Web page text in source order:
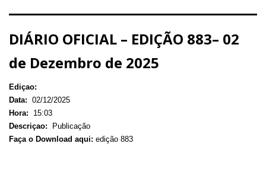
DIÁRIO OFICIAL – EDIÇÃO 883– 02
de Dezembro de 2025
Ediçao:
Data: 02/12/2025
Hora:
15:03
Descriçao:
Publicação
Faça o Download aqui: edição 883